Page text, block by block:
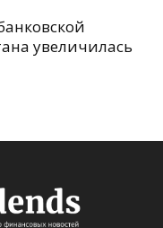
увеличилась